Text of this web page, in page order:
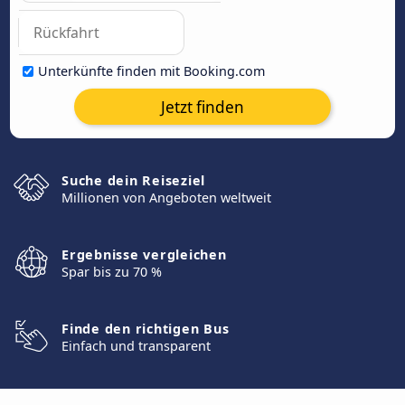
Unterkünfte finden mit Booking.com
Jetzt finden
Suche dein Reiseziel
Millionen von Angeboten weltweit
Ergebnisse vergleichen
Spar bis zu 70 %
Finde den richtigen Bus
Einfach und transparent